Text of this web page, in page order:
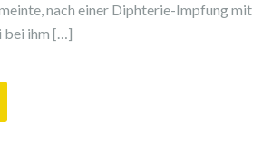
nach einer Diphterie-Impfung mit
bei ihm […]